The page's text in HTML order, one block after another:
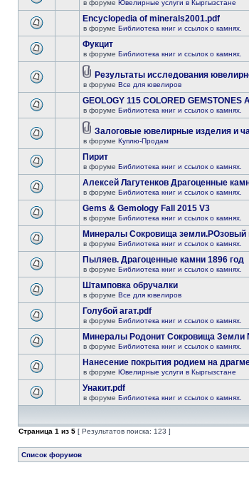
в форуме Ювелирные услуги в Кыргызстане
Encyclopedia of minerals2001.pdf
в форуме Библиотека книг и ссылок о камнях.
Фукцит
в форуме Библиотека книг и ссылок о камнях.
Результаты исследования
в форуме Все для ювелиров
GEOLOGY 115 COLORED GEMSTONES
в форуме Библиотека книг и ссылок о камнях.
Залоговые ювелирные изделия и
в форуме Куплю-Продам
Пирит
в форуме Библиотека книг и ссылок о камнях.
Алексей Лагутенков Драгоценные
в форуме Библиотека книг и ссылок о камнях.
Gems & Gemology Fall 2015 V3
в форуме Библиотека книг и ссылок о камнях.
Минералы Сокровища земли.РОзовый
в форуме Библиотека книг и ссылок о камнях.
Пыляев. Драгоценные камни 1896 год
в форуме Библиотека книг и ссылок о камнях.
Штамповка обручалки
в форуме Все для ювелиров
Голубой агат.pdf
в форуме Библиотека книг и ссылок о камнях.
Минералы Родонит Сокровища Земли
в форуме Библиотека книг и ссылок о камнях.
Нанесение покрытия родием на
в форуме Ювелирные услуги в Кыргызстане
Унакит.pdf
в форуме Библиотека книг и ссылок о камнях.
Страница 1 из 5 [ Результатов поиска: 123 ]
Список форумов